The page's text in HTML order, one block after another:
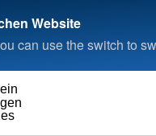
Website
can use the switch to